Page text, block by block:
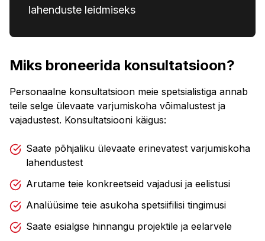
lahenduste leidmiseks
Miks broneerida konsultatsioon?
Personaalne konsultatsioon meie spetsialistiga annab
teile selge ülevaate varjumiskoha võimalustest ja
vajadustest. Konsultatsiooni käigus:
Saate põhjaliku ülevaate erinevatest varjumiskoha
lahendustest
Arutame teie konkreetseid vajadusi ja eelistusi
Analüüsime teie asukoha spetsiifilisi tingimusi
Saate esialgse hinnangu projektile ja eelarvele